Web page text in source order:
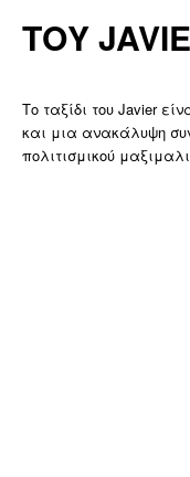
ΤΟΥ
Το ταξίδι του Javier
και μια ανακάλυψη
πολιτισμικού